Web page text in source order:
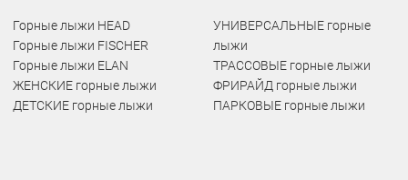
Горные лыжи HEAD
Горные лыжи FISCHER
Горные лыжи ELAN
ЖЕНСКИЕ горные лыжи
ДЕТСКИЕ горные лыжи
УНИВЕРСАЛЬНЫЕ горные
лыжи
ТРАССОВЫЕ горные лыжи
ФРИРАЙД горные лыжи
ПАРКОВЫЕ горные лыжи